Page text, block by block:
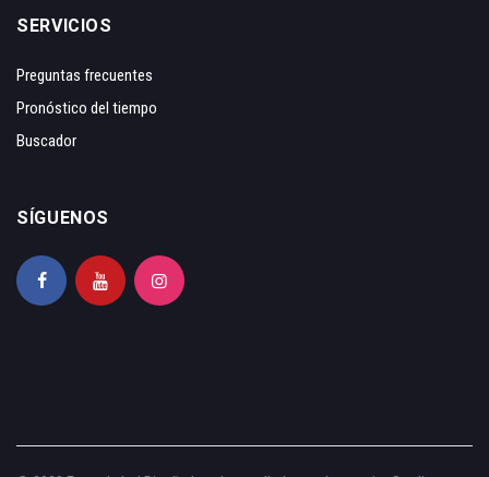
SERVICIOS
Preguntas frecuentes
Pronóstico del tiempo
Buscador
SÍGUENOS